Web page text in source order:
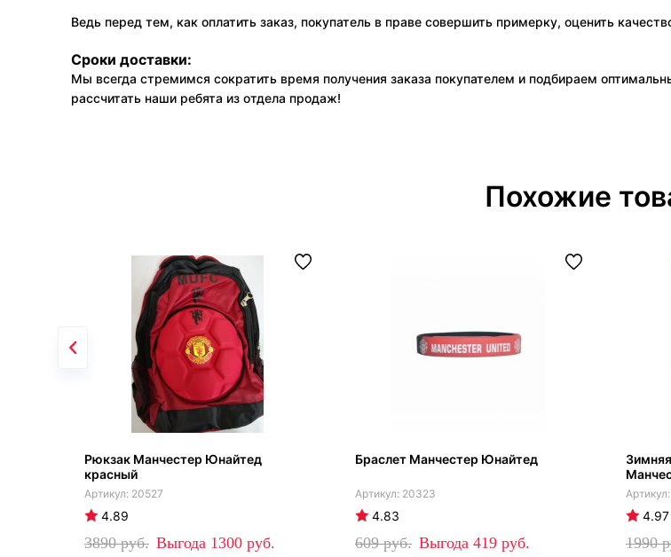
Ведь перед тем, как оплатить заказ, покупатель в праве совершить примерку, оценить
Сроки доставки:
Мы всегда стремимся сократить время получения заказа покупателем и подбираем
рассчитать наши ребята из отдела продаж!
Похожие
Рюкзак Манчестер Юнайтед
красный
20527
4.89
3890 1300
Браслет Манчестер Юнайтед
20323
4.83
609 419
4.97
1990